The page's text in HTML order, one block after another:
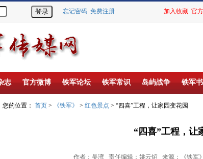
忘记密码 免费注册 加入收藏 官
志 官方微博 铁军论坛 铁军常识 岛屿战争 铁军
您的位置： 首页 > 《铁军》 > 红色景点 > “四喜”工程，让家园变花园
“四喜”工程，让
作者：吴湾 责任编辑：姚云炤 来源：《铁军